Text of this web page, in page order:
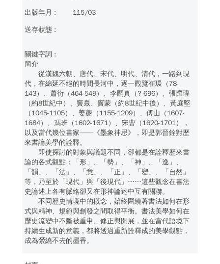
115/03
簡介
從漢魏六朝、唐代、宋代、明代、清代，一路到現
代，在綿延不絕的時間長河中，逐一觀覽崔瑗（78-
143）、蕭衍（464-549）、李嗣真（?-696）、張懷瓘
（約8世紀中）、竇臮、竇蒙（約8世紀中後）、黃庭堅
（1045-1105）、姜夔（1155-1209）、傅山（1607-
1684）、馮班（1602-1671）、宋曹（1620-1701），
以及當代幾位書家——《墨象神思》，即是郭晉銓對歷
來書論美學的詮釋。
即使探討的對象與議題不同，卻都是在詮釋歷來書
論的各式觀點：「形」、「勢」、「神」、「逸」、
「韻」、「法」、「意」、「正」、「變」、「自然」
等，乃至於「現代」與「後現代」……這些觀念在書法
史論述上各有脈絡卻又在形神論述中互有關聯。
不同歷史情境中的概念，始終圍繞著書法如何在形
式與精神、規範與創發之間取得平衡。書法美學如何在
歷史流變中不斷被重申、修正與開展，並在當代語境下
持續生成新的意義，都將透過重新詮釋成的美學觀點，
成為縈繞不去的墨香。